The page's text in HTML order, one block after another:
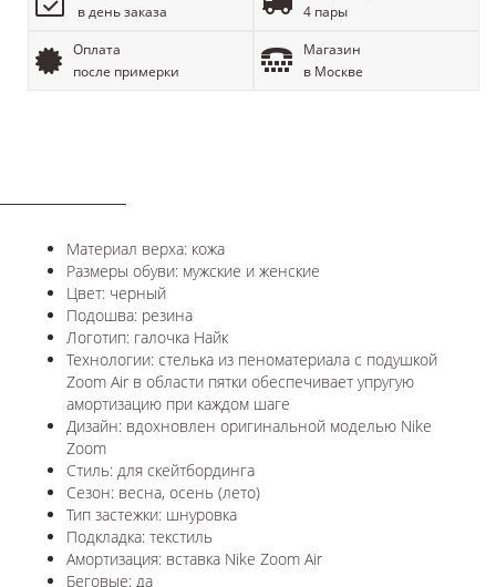
в день заказа
4 пары
Оплата
после примерки
Магазин
в Москве
Материал верха: кожа
Размеры обуви: мужские и женские
Цвет: черный
Подошва: резина
Логотип: галочка Найк
Технологии: стелька из пеноматериала с подушкой
Zoom Air в области пятки обеспечивает упругую
амортизацию при каждом шаге
Дизайн: вдохновлен оригинальной моделью Nike
Zoom
Стиль: для скейтбординга
Сезон: весна, осень (лето)
Тип застежки: шнуровка
Подкладка: текстиль
Амортизация: вставка Nike Zoom Air
Беговые: да